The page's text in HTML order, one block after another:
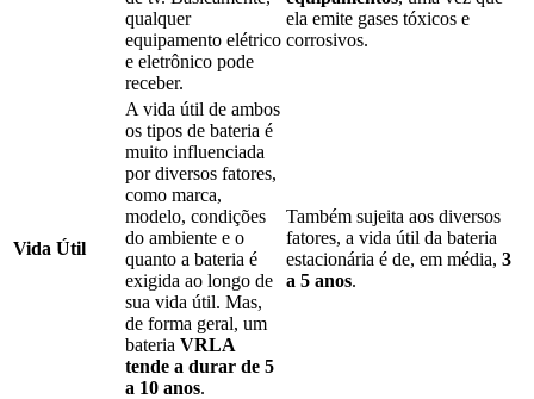
qualquer
equipamento elétrico
e eletrônico pode
receber.
ela emite gases tóxicos e
corrosivos.
Vida Útil
A vida útil de ambos
os tipos de bateria é
muito influenciada
por diversos fatores,
como marca,
modelo, condições
do ambiente e o
quanto a bateria é
exigida ao longo de
sua vida útil. Mas,
de forma geral, um
bateria VRLA
tende a durar de 5
a 10 anos.
Também sujeita aos diversos
fatores, a vida útil da bateria
estacionária é de, em média, 3
a 5 anos.